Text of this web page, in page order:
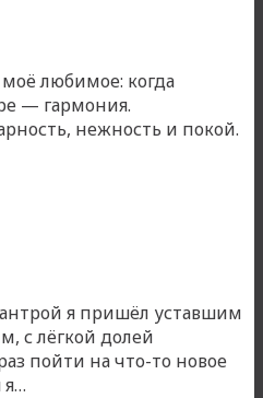
любимое: когда
— гармония.
нежность и покой.
я пришёл уставшим
с лёгкой долей
пойти на что-то новое
я…